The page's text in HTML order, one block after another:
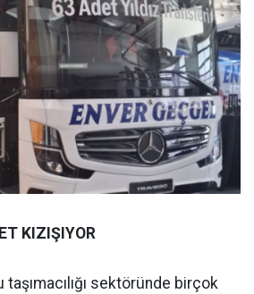
KIZIŞIYOR
sektöründe birçok